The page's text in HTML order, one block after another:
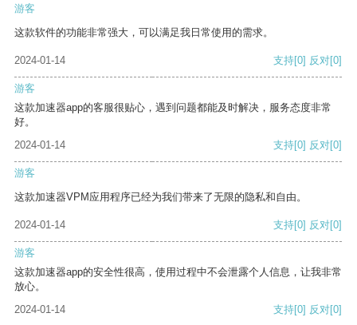
游客
这款软件的功能非常强大，可以满足我日常使用的需求。
2024-01-14 支持[0] 反对[0]
游客
这款加速器app的客服很贴心，遇到问题都能及时解决，服务态度非常
好。
2024-01-14
支持[0] 反对[0]
游客
这款加速器VPM应用程序已经为我们带来了无限的隐私和自由。
2024-01-14 支持[0] 反对[0]
游客
这款加速器app的安全性很高，使用过程中不会泄露个人信息，让我非常
放心。
2024-01-14
支持[0] 反对[0]